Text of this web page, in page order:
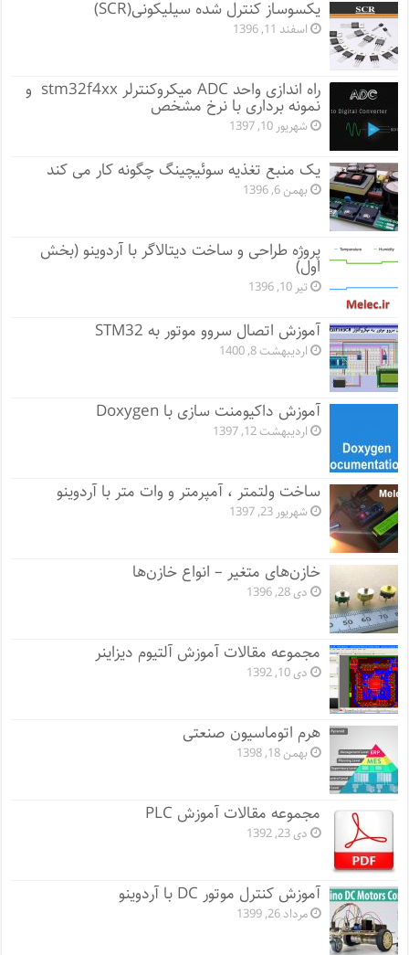
یکسوساز کنترل شده سیلیکونی(SCR)
اسفند 11, 1396
راه اندازی واحد ADC میکروکنترلر stm32f4xx و
نمونه برداری با نرخ مشخص
شهریور 10, 1397
یک منبع تغذیه سوئیچینگ چگونه کار می کند
بهمن 6, 1396
پروژه طراحی و ساخت دیتالاگر با آردوینو (بخش
اول)
تیر 10, 1396
آموزش اتصال سروو موتور به STM32
اردیبهشت 8, 1400
آموزش داکیومنت سازی با Doxygen
اردیبهشت 12, 1397
ساخت ولتمتر ، آمپرمتر و وات متر با آردوینو
شهریور 23, 1397
خازن‌های متغیر – انواع خازن‌ها
دی 28, 1396
مجموعه مقالات آموزش آلتیوم دیزاینر
دی 10, 1392
هرم اتوماسیون صنعتی
بهمن 18, 1398
مجموعه مقالات آموزش PLC
دی 23, 1392
آموزش کنترل موتور DC با آردوینو
مرداد 26, 1399